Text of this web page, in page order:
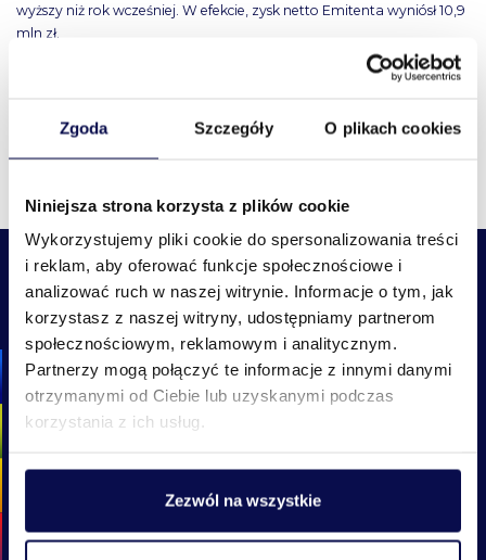
Zgoda Szczegóły O plikach cookies
Niniejsza strona korzysta z plików cookie
Wykorzystujemy pliki cookie do spersonalizowania treści
i reklam, aby oferować funkcje społecznościowe i
analizować ruch w naszej witrynie. Informacje o tym, jak
korzystasz z naszej witryny, udostępniamy partnerom
społecznościowym, reklamowym i analitycznym.
Partnerzy mogą połączyć te informacje z innymi danymi
otrzymanymi od Ciebie lub uzyskanymi podczas
korzystania z ich usług.
Zezwól na wszystkie
wyższy niż rok wcześniej. W efekcie, zysk netto Emitenta wyniósł 10,9
mln zł.
W dniu publikacji wyników rocznych, Zarząd Spółki podjął także
na wypłatę dywidendy kwotę 3 mln zł tj. 0,73 gr na akcję.